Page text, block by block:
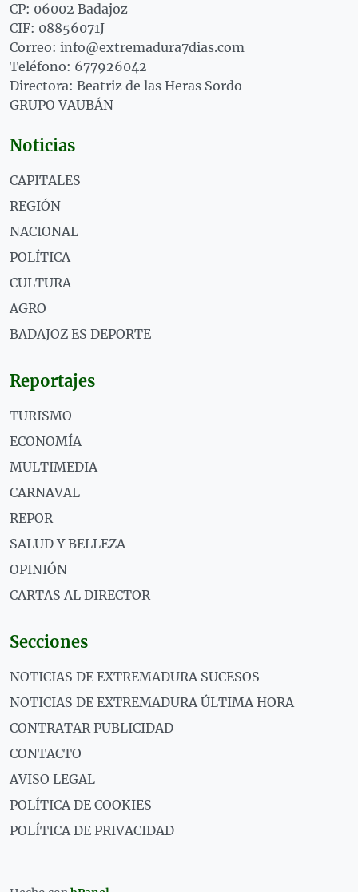
CP: 06002 Badajoz
CIF: 08856071J
Correo: info@extremadura7dias.com
Teléfono: 677926042
Directora: Beatriz de las Heras Sordo
GRUPO VAUBÁN
Noticias
CAPITALES
REGIÓN
NACIONAL
POLÍTICA
CULTURA
AGRO
BADAJOZ ES DEPORTE
Reportajes
TURISMO
ECONOMÍA
MULTIMEDIA
CARNAVAL
REPOR
SALUD Y BELLEZA
OPINIÓN
CARTAS AL DIRECTOR
Secciones
NOTICIAS DE EXTREMADURA SUCESOS
NOTICIAS DE EXTREMADURA ÚLTIMA HORA
CONTRATAR PUBLICIDAD
CONTACTO
AVISO LEGAL
POLÍTICA DE COOKIES
POLÍTICA DE PRIVACIDAD